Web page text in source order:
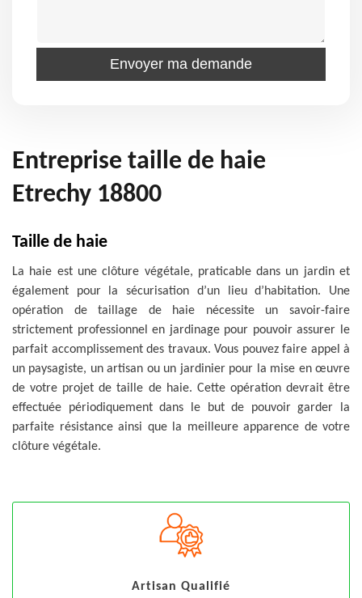
Entreprise taille de haie
Etrechy 18800
Taille de haie
La haie est une clôture végétale, praticable dans un jardin et
également pour la sécurisation d’un lieu d’habitation. Une
opération de taillage de haie nécessite un savoir-faire
strictement professionnel en jardinage pour pouvoir assurer le
parfait accomplissement des travaux. Vous pouvez faire appel à
un paysagiste, un artisan ou un jardinier pour la mise en œuvre
de votre projet de taille de haie. Cette opération devrait être
effectuée périodiquement dans le but de pouvoir garder la
parfaite résistance ainsi que la meilleure apparence de votre
clôture végétale.
Artisan Qualifié